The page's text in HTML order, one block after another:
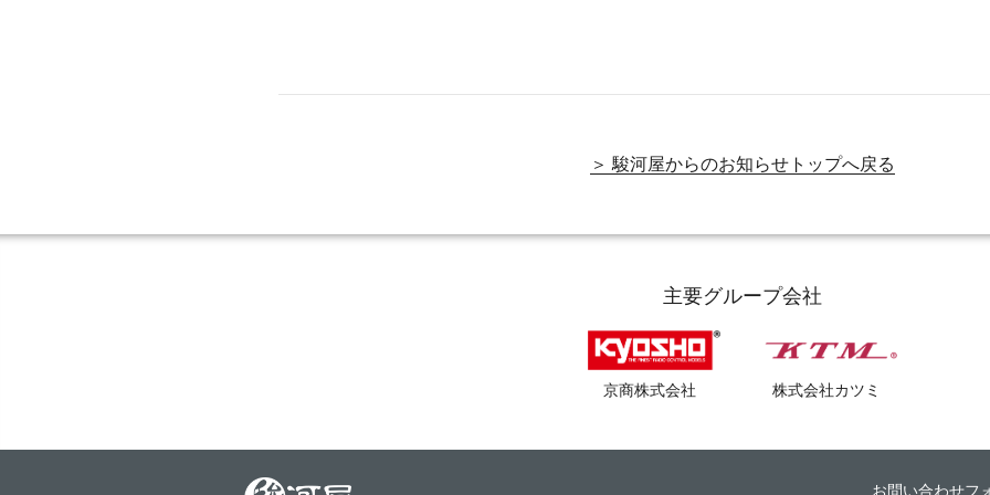
＞ 駿河屋からのお知らせトップへ戻る
主要グループ会社
京商株式会社 株式会社カツミ
お問い合わせフ